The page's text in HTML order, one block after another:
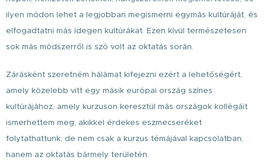
ilyen módon lehet a legjobban megismerni egymás kultúráját, és
elfogadtatni más idegen kultúrákat. Ezen kívül természetesen
sok más módszerről is szó volt az oktatás során.
Zárásként szeretném hálámat kifejezni ezért a lehetőségért,
amely közelebb vitt egy másik európai ország színes
kultúrájához, amely kurzuson keresztül más országok kollégáit
ismerhettem meg, akikkel érdekes eszmecseréket
folytathattunk, de nem csak a kurzus témájával kapcsolatban,
hanem az oktatás bármely területén.